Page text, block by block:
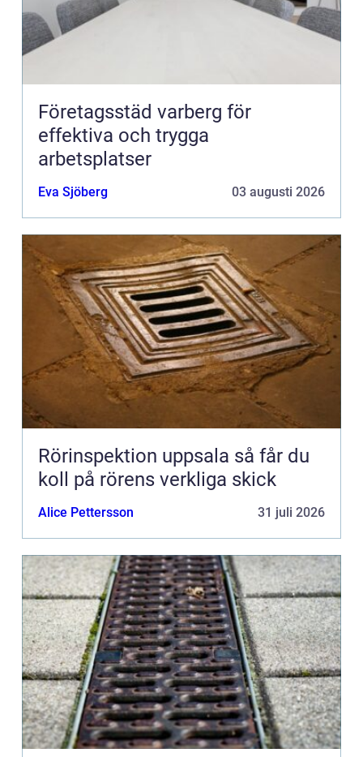
Företagsstäd varberg för
effektiva och trygga
arbetsplatser
Eva Sjöberg 03 augusti 2026
Rörinspektion uppsala så får du
koll på rörens verkliga skick
Alice Pettersson 31 juli 2026